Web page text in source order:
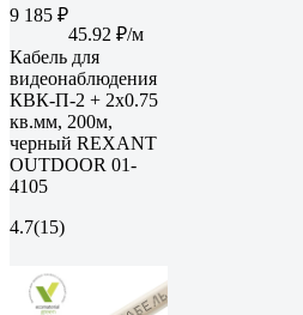
9 185 ₽
45.92 ₽/м
Кабель для
видеонаблюдения
КВК-П-2 + 2х0.75
кв.мм, 200м,
черный REXANT
OUTDOOR 01-
4105
4.7(15)